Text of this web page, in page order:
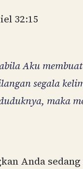
32:15
Aku
segala
maka
Anda